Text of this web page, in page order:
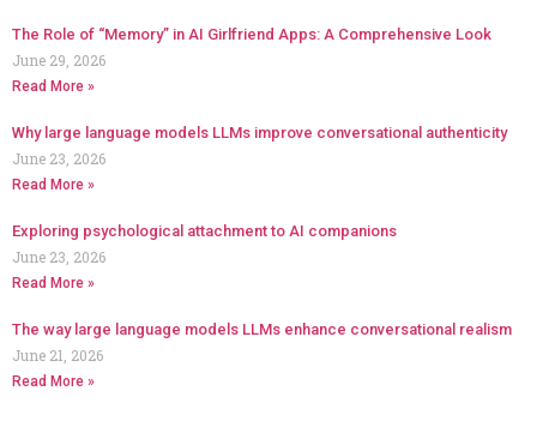
The Role of “Memory” in AI Girlfriend Apps: A Comprehensive Look
June 29, 2026
Read More »
Why large language models LLMs improve conversational authenticity
June 23, 2026
Read More »
Exploring psychological attachment to AI companions
June 23, 2026
Read More »
The way large language models LLMs enhance conversational realism
June 21, 2026
Read More »